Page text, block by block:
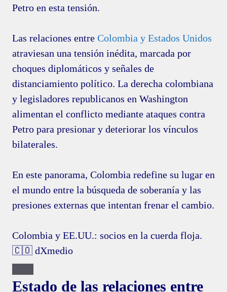
Petro en esta tensión.
Las relaciones entre Colombia y Estados Unidos
atraviesan una tensión inédita, marcada por
choques diplomáticos y señales de
distanciamiento político. La derecha colombiana
y legisladores republicanos en Washington
alimentan el conflicto mediante ataques contra
Petro para presionar y deteriorar los vínculos
bilaterales.
En este panorama, Colombia redefine su lugar en
el mundo entre la búsqueda de soberanía y las
presiones externas que intentan frenar el cambio.
Colombia y EE.UU.: socios en la cuerda floja.
🇨🇴 dXmedio
Estado de las relaciones entre